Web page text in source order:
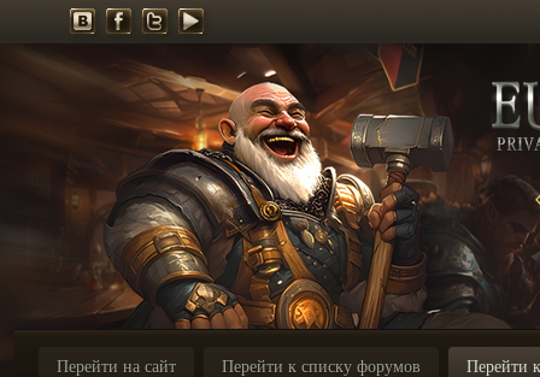
Перейти на сайт Перейти к списку форумов Перейти